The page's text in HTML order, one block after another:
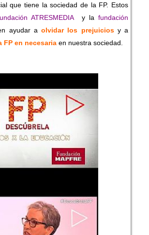
que tiene la sociedad de la FP. Estos
ATRESMEDIA y la fundación
ayudar a olvidar los prejuiciosy a
FP en necesaria en nuestra sociedad.